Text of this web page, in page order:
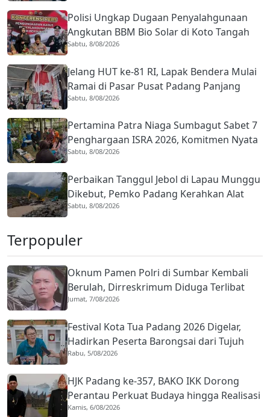
Polisi Ungkap Dugaan Penyalahgunaan
Angkutan BBM Bio Solar di Koto Tangah
Padang, 36 Jeriken Diamankan
Sabtu, 8/08/2026
Jelang HUT ke-81 RI, Lapak Bendera Mulai
Ramai di Pasar Pusat Padang Panjang
Sabtu, 8/08/2026
Pertamina Patra Niaga Sumbagut Sabet 7
Penghargaan ISRA 2026, Komitmen Nyata
Kontribusi untuk Masyarakat
Sabtu, 8/08/2026
Perbaikan Tanggul Jebol di Lapau Munggu
Dikebut, Pemko Padang Kerahkan Alat
Berat Cegah Banjir Susulan
Sabtu, 8/08/2026
Terpopuler
Oknum Pamen Polri di Sumbar Kembali
Berulah, Dirreskrimum Diduga Terlibat
Kekerasan dengan Seorang Sopir
Jumat, 7/08/2026
Festival Kota Tua Padang 2026 Digelar,
Hadirkan Peserta Barongsai dari Tujuh
Negara
Rabu, 5/08/2026
HJK Padang ke-357, BAKO IKK Dorong
Perantau Perkuat Budaya hingga Realisasi
Kota Gastronomi
Kamis, 6/08/2026